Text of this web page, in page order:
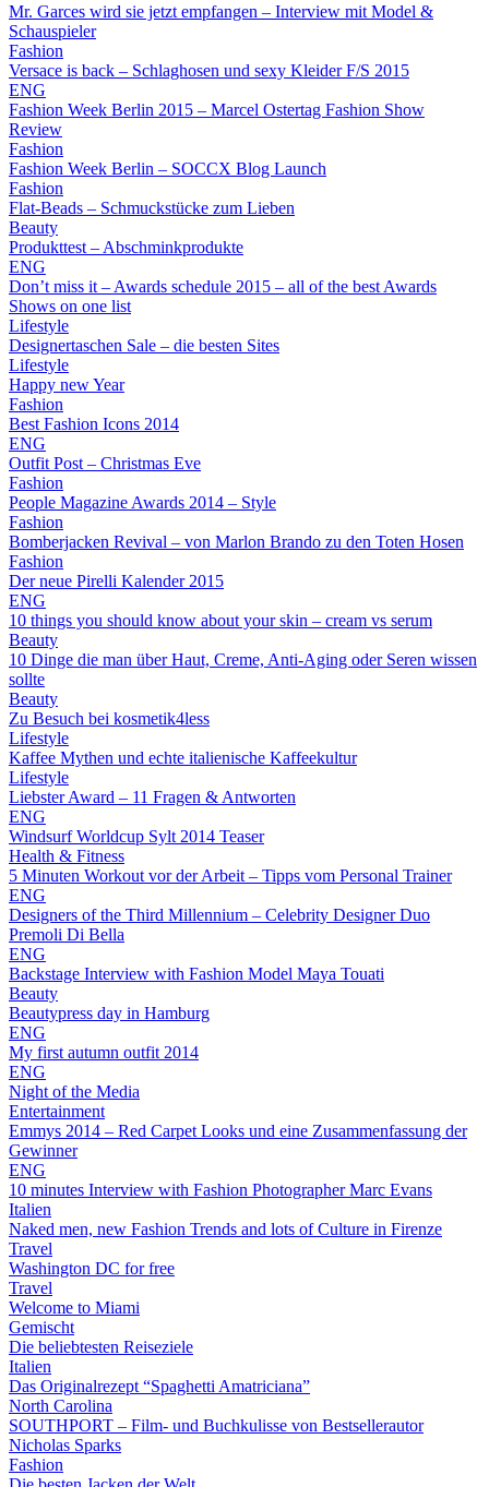
Mr. Garces wird sie jetzt empfangen – Interview mit Model &
Schauspieler
Fashion
Versace is back – Schlaghosen und sexy Kleider F/S 2015
ENG
Fashion Week Berlin 2015 – Marcel Ostertag Fashion Show
Review
Fashion
Fashion Week Berlin – SOCCX Blog Launch
Fashion
Flat-Beads – Schmuckstücke zum Lieben
Beauty
Produkttest – Abschminkprodukte
ENG
Don’t miss it – Awards schedule 2015 – all of the best Awards
Shows on one list
Lifestyle
Designertaschen Sale – die besten Sites
Lifestyle
Happy new Year
Fashion
Best Fashion Icons 2014
ENG
Outfit Post – Christmas Eve
Fashion
People Magazine Awards 2014 – Style
Fashion
Bomberjacken Revival – von Marlon Brando zu den Toten Hosen
Fashion
Der neue Pirelli Kalender 2015
ENG
10 things you should know about your skin – cream vs serum
Beauty
10 Dinge die man über Haut, Creme, Anti-Aging oder Seren wissen
sollte
Beauty
Zu Besuch bei kosmetik4less
Lifestyle
Kaffee Mythen und echte italienische Kaffeekultur
Lifestyle
Liebster Award – 11 Fragen & Antworten
ENG
Windsurf Worldcup Sylt 2014 Teaser
Health & Fitness
5 Minuten Workout vor der Arbeit – Tipps vom Personal Trainer
ENG
Designers of the Third Millennium – Celebrity Designer Duo
Premoli Di Bella
ENG
Backstage Interview with Fashion Model Maya Touati
Beauty
Beautypress day in Hamburg
ENG
My first autumn outfit 2014
ENG
Night of the Media
Entertainment
Emmys 2014 – Red Carpet Looks und eine Zusammenfassung der
Gewinner
ENG
10 minutes Interview with Fashion Photographer Marc Evans
Italien
Naked men, new Fashion Trends and lots of Culture in Firenze
Travel
Washington DC for free
Travel
Welcome to Miami
Gemischt
Die beliebtesten Reiseziele
Italien
Das Originalrezept “Spaghetti Amatriciana”
North Carolina
SOUTHPORT – Film- und Buchkulisse von Bestsellerautor
Nicholas Sparks
Fashion